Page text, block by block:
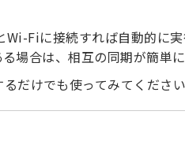
Fiに接続すれば自動的に
場合は、相互の同期が簡単に
だけでも使ってみてください